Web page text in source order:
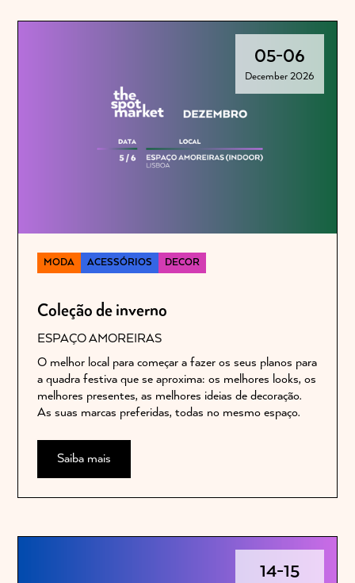
05-06
December 2026
MODA ACESSÓRIOS DECOR
Coleção de inverno
ESPAÇO AMOREIRAS
O melhor local para começar a fazer os seus planos para
a quadra festiva que se aproxima: os melhores looks, os
melhores presentes, as melhores ideias de decoração.
As suas marcas preferidas, todas no mesmo espaço.
Saiba mais
14-15